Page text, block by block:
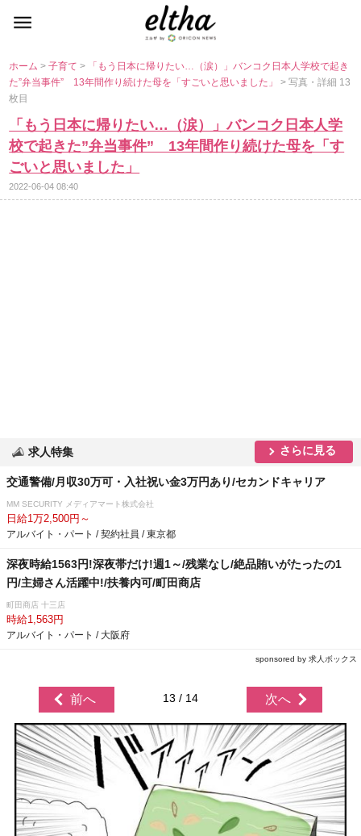
ホーム>子育て>
「もう日本に帰りたい…（涙）」バンコク日本人学校で起き
た”弁当事件” 13年間作り続けた母を「すごいと思いました」> 写真・詳細 13
枚目
「もう日本に帰りたい…（涙）」バンコク日本人学
校で起きた”弁当事件” 13年間作り続けた母を「す
ごいと思いました」
2022-06-04 08:40
求人特集 さらに見る
交通警備/月収30万可・入社祝い金3万円あり/セカンドキャリア
MM SECURITY メディアマート株式会社
日給1万2,500円～
アルバイト・パート / 契約社員 / 東京都
深夜時給1563円!深夜帯だけ!週1～/残業なし/絶品賄いがたったの1
円/主婦さん活躍中!/扶養内可/町田商店
町田商店 十三店
時給1,563円
アルバイト・パート / 大阪府
sponsored by 求人ボックス
前へ 13 / 14 次へ